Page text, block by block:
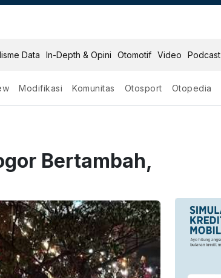
Data In-Depth & Opini Otomotif Video Podcast
Modifikasi Komunitas Otosport Otopedia
Bertambah,